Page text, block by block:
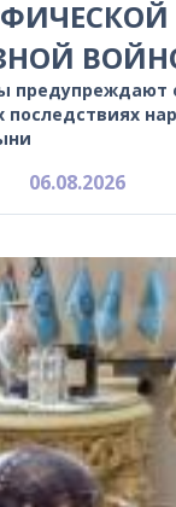
предупреждают
последствиях
06.08.2026